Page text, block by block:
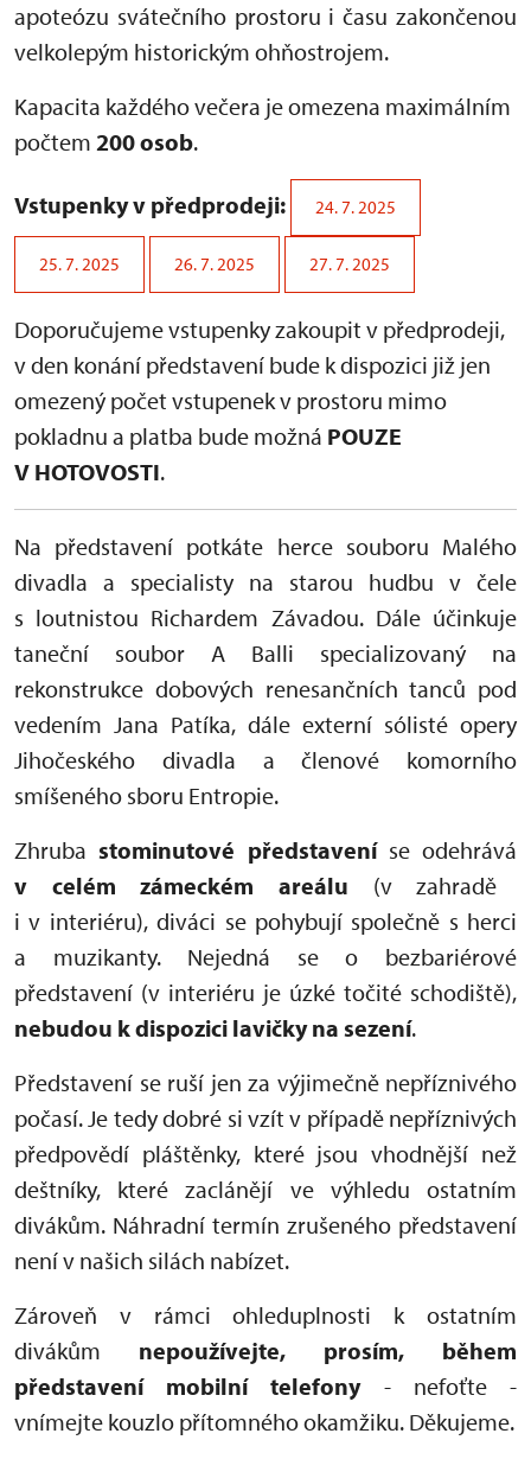
apoteózu svátečního prostoru i času zakončenou
velkolepým historickým ohňostrojem.
Kapacita každého večera je omezena maximálním
počtem 200 osob.
Vstupenky v předprodeji: 24. 7. 2025
25. 7. 2025 26. 7. 2025 27. 7. 2025
Doporučujeme vstupenky zakoupit v předprodeji,
v den konání představení bude k dispozici již jen
omezený počet vstupenek v prostoru mimo
pokladnu a platba bude možná POUZE
V HOTOVOSTI.
Na představení potkáte herce souboru Malého
divadla a specialisty na starou hudbu v čele
s loutnistou Richardem Závadou. Dále účinkuje
taneční soubor A Balli specializovaný na
rekonstrukce dobových renesančních tanců pod
vedením Jana Patíka, dále externí sólisté opery
Jihočeského divadla a členové komorního
smíšeného sboru Entropie.
Zhruba stominutové představeníse odehrává
v celém zámeckém areálu (v zahradě
i v interiéru), diváci se pohybují společně s herci
a muzikanty. Nejedná se o bezbariérové
představení (v interiéru je úzké točité schodiště),
nebudou k dispozici lavičky na sezení.
Představení se ruší jen za výjimečně nepříznivého
počasí. Je tedy dobré si vzít v případě nepříznivých
předpovědí pláštěnky, které jsou vhodnější než
deštníky, které zaclánějí ve výhledu ostatním
divákům. Náhradní termín zrušeného představení
není v našich silách nabízet.
Zároveň v rámci ohleduplnosti k ostatním
divákům nepoužívejte, prosím, během
představení mobilní telefony- nefoťte -
vnímejte kouzlo přítomného okamžiku. Děkujeme.